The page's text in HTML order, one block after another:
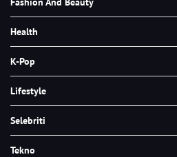
Health
K-Pop
Lifestyle
Selebriti
Tekno